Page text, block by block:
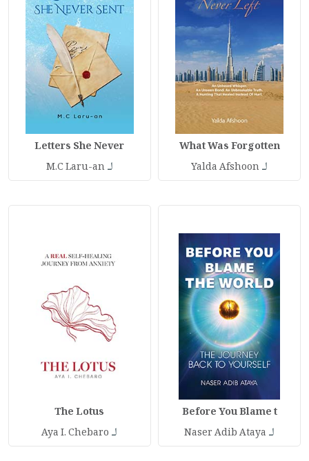
What Was Forgotten
لـYalda Afshoon
Letters She Never
لـM.C Laru-an
Before You Blame t
لـ Naser Adib Ataya
The Lotus
لـ Aya I. Chebaro